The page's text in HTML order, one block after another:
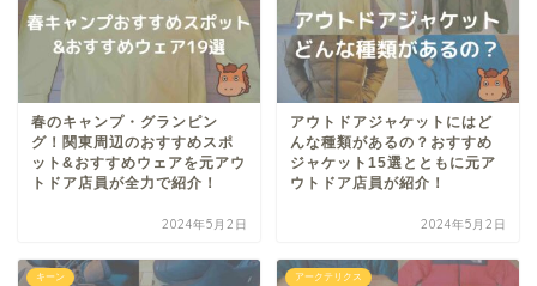
春のキャンプ・グランピン
グ！関東周辺のおすすめスポ
ット&おすすめウェアを元アウ
トドア店員が全力で紹介！
2024年5月2日
アウトドアジャケットにはど
んな種類があるの？おすすめ
ジャケット15選とともに元ア
ウトドア店員が紹介！
2024年5月2日
キーン アークテリクス